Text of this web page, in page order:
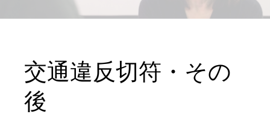
交通違反切符・その
後